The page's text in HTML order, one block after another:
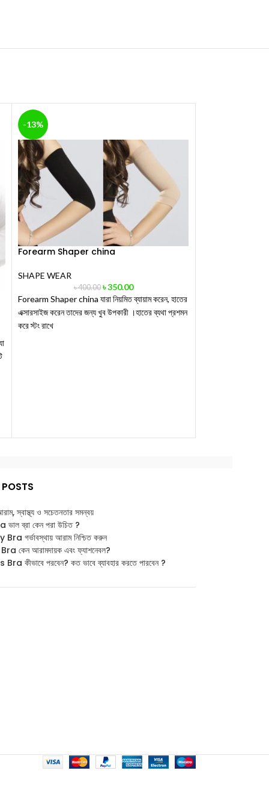
-13%
Forearm Shaper china
SHAPE WEAR
৳400.00 ৳350.00
Forearm Shaper china যারা নিয়মিত ব্যায়াম করেন, হাতের
এক্সারসাইজ করেন তাদের জন্য খুব উপকারী ।হাতের ব্যথা প্রশমন
করে স্টং রাখে
POSTS
স্বাস্থ্য ও সচেতনতার সমন্বয়
ব্রা কেন পরা উচিত ?
গর্ভাবস্থায় আরাম নিশ্চিত করুন
কেন আরামদায়ক এবং ফ্যাশনেবল?
কীভাবে পরবেন? কত ভাবে ব্যাবহার করতে পারবেন ?